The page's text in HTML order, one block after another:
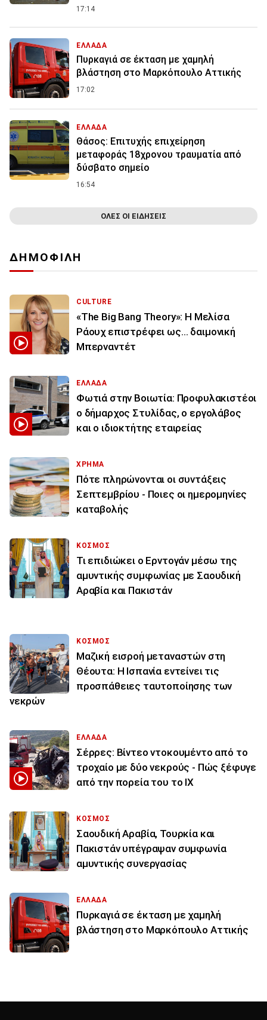
17:14
ΕΛΛΑΔΑ
Πυρκαγιά σε έκταση με χαμηλή
βλάστηση στο Μαρκόπουλο Αττικής
17:02
ΕΛΛΑΔΑ
Θάσος: Επιτυχής επιχείρηση
μεταφοράς 18χρονου τραυματία από
δύσβατο σημείο
16:54
ΟΛΕΣ ΟΙ ΕΙΔΗΣΕΙΣ
ΔΗΜΟΦΙΛΗ
CULTURE
«The Big Bang Theory»: Η Μελίσα
Ράουχ επιστρέφει ως… δαιμονική
Μπερναντέτ
ΕΛΛΑΔΑ
Φωτιά στην Βοιωτία: Προφυλακιστέοι
ο δήμαρχος Στυλίδας, ο εργολάβος
και ο ιδιοκτήτης εταιρείας
ΧΡΗΜΑ
Πότε πληρώνονται οι συντάξεις
Σεπτεμβρίου - Ποιες οι ημερομηνίες
καταβολής
ΚΟΣΜΟΣ
Τι επιδιώκει ο Ερντογάν μέσω της
αμυντικής συμφωνίας με Σαουδική
Αραβία και Πακιστάν
ΚΟΣΜΟΣ
Μαζική εισροή μεταναστών στη
Θέουτα: Η Ισπανία εντείνει τις
προσπάθειες ταυτοποίησης των
νεκρών
ΕΛΛΑΔΑ
Σέρρες: Βίντεο ντοκουμέντο από το
τροχαίο με δύο νεκρούς - Πώς ξέφυγε
από την πορεία του το ΙΧ
ΚΟΣΜΟΣ
Σαουδική Αραβία, Τουρκία και
Πακιστάν υπέγραψαν συμφωνία
αμυντικής συνεργασίας
ΕΛΛΑΔΑ
Πυρκαγιά σε έκταση με χαμηλή
βλάστηση στο Μαρκόπουλο Αττικής